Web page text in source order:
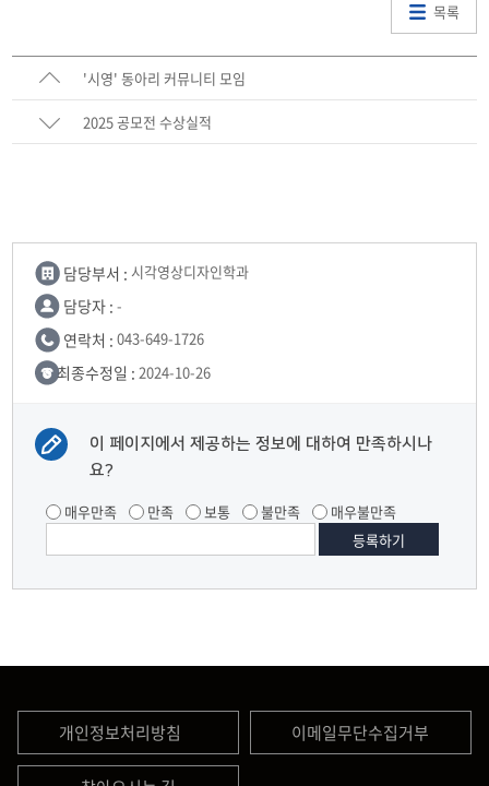
목록
'시영' 동아리 커뮤니티 모임
2025 공모전 수상실적
담당부서 : 시각영상디자인학과
담당자 : -
연락처 : 043-649-1726
최종수정일 : 2024-10-26
이 페이지에서 제공하는 정보에 대하여 만족하시나
요?
매우만족 만족 보통 불만족 매우불만족
개인정보처리방침 이메일무단수집거부